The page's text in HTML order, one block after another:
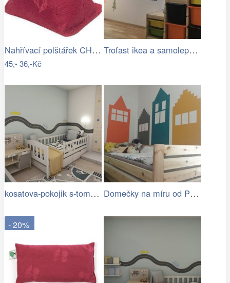
Nahřívací polštářek CHERRY MINI DO KAPSY
45,-36,-Kč
Trofast ikea a samolepky Pieris design
kosatova-pokojik s-tom0-min-hl.jpg Domečky na míru od Pieris design
- 20%